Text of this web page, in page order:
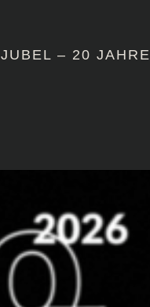
JUBEL – 20 JAHRE